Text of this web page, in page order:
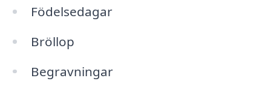
Födelsedagar
Bröllop
Begravningar